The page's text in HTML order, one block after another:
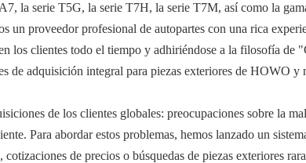
la serie T5G, la serie T7H, la serie T7M, así como la
un proveedor profesional de autopartes con una rica
los clientes todo el tiempo y adhiriéndose a la filosofía de
adquisición integral para piezas exteriores de HOWO y
de los clientes globales: preocupaciones sobre la
Para abordar estos problemas, hemos lanzado un
de precios o búsquedas de piezas exteriores